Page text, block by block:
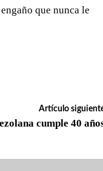
que nunca le
Artículo
cumple 40